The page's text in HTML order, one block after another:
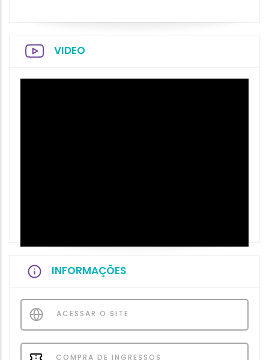
VIDEO
INFORMAÇÕES
ACESSAR O SITE
COMPRA DE INGRESSOS